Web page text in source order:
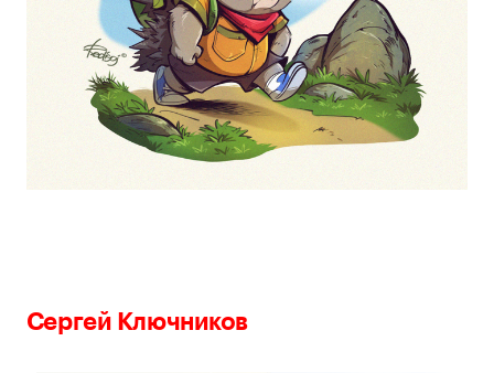
Сергей Ключников